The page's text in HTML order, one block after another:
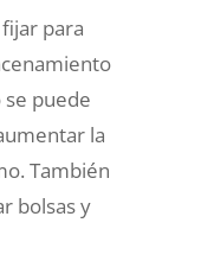
para
se puede
la
También
bolsas y